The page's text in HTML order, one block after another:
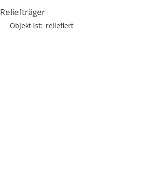
Reliefträger
Objekt ist reliefiert